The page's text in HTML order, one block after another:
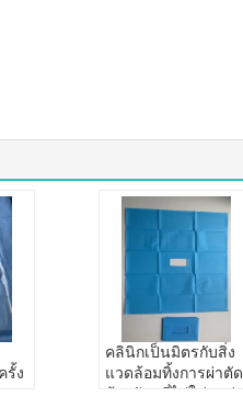
รั้ง
คลินิกเป็นมิตรกับสิ่ง
แวดล้อมทิ้งการผ่าตัด